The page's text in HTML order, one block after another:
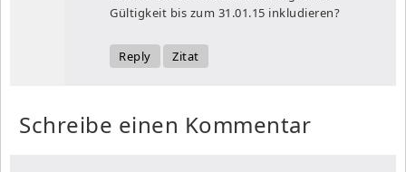
Gültigkeit bis zum 31.01.15 inkludieren?
Reply Zitat
Schreibe einen Kommentar